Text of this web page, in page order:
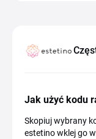
Jak użyć kodu
Skopiuj wybrany
estetino wklej go